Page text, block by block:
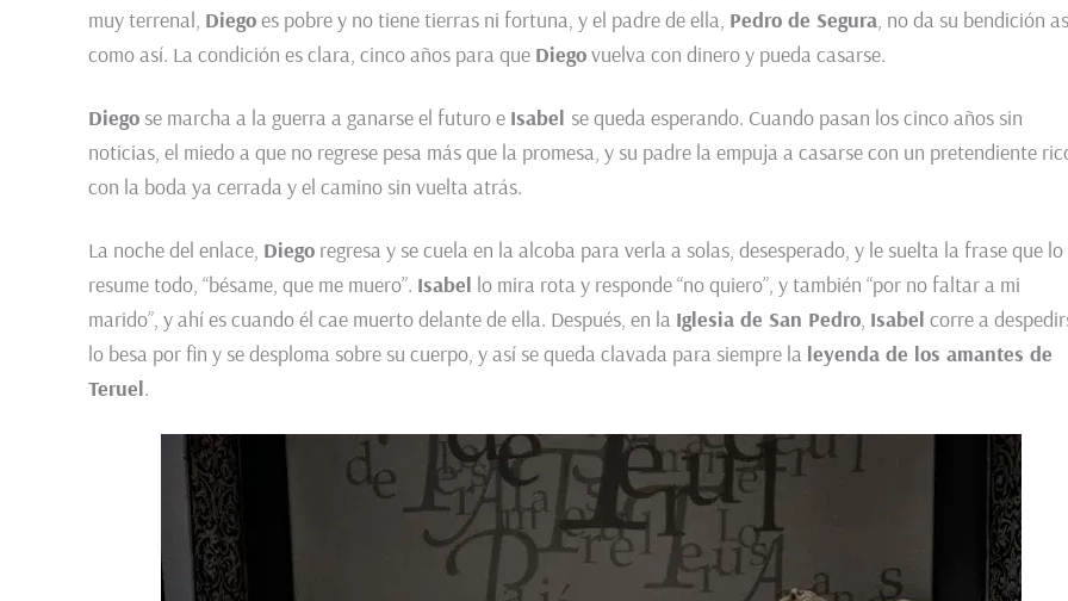
muy terrenal, Diegoes pobre y no tiene tierras ni fortuna, y el padre de ella, Pedro de Segura , no da su bendición
como así. La condición es clara, cinco años para que Diegovuelva con dinero y pueda casarse.
Diego se marcha a la guerra a ganarse el futuro e Isabel se queda esperando. Cuando pasan los cinco años sin
noticias, el miedo a que no regrese pesa más que la promesa, y su padre la empuja a casarse con un pretendiente
con la boda ya cerrada y el camino sin vuelta atrás.
La noche del enlace, Diego regresa y se cuela en la alcoba para verla a solas, desesperado, y le suelta la frase que lo
resume todo, “bésame, que me muero”. Isabel lo mira rota y responde “no quiero”, y también “por no faltar a mi
marido”, y ahí es cuando él cae muerto delante de ella. Después, en la Iglesia de San Pedro, Isabel corre a
lo besa por fin y se desploma sobre su cuerpo, y así se queda clavada para siempre la leyenda de los amantes de
Teruel.